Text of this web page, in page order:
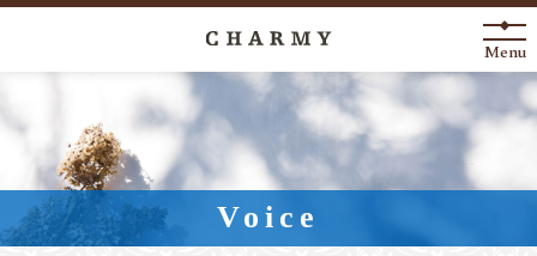
New Arrival
About
Engagement Ring
Menu
Voice